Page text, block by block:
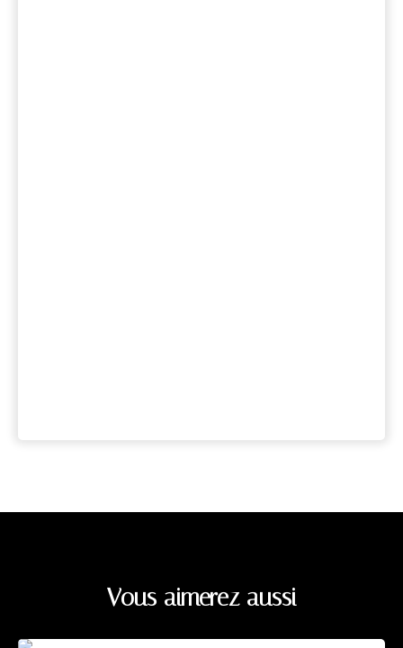
Vous aimerez aussi